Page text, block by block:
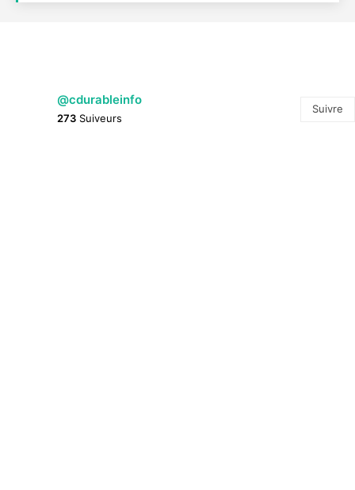
@cdurableinfo
273 Suiveurs
Suivre